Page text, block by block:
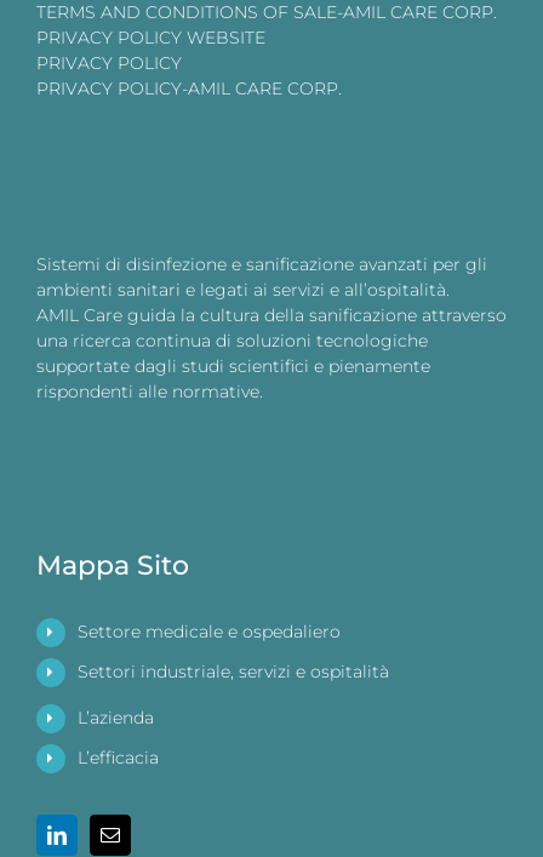
TERMS AND CONDITIONS OF SALE-AMIL CARE CORP.
PRIVACY POLICY WEBSITE
PRIVACY POLICY
PRIVACY POLICY-AMIL CARE CORP.
Sistemi di disinfezione e sanificazione avanzati per gli
ambienti sanitari e legati ai servizi e all’ospitalità.
AMIL Care guida la cultura della sanificazione attraverso
una ricerca continua di soluzioni tecnologiche
supportate dagli studi scientifici e pienamente
rispondenti alle normative.
Mappa Sito
Settore medicale e ospedaliero
Settori industriale, servizi e ospitalità
L’azienda
L’efficacia